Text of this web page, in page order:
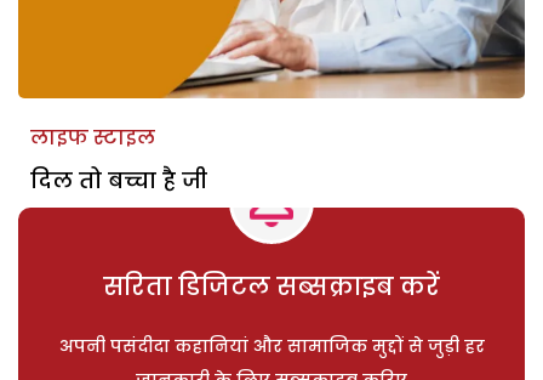
लाइफ स्टाइल
दिल तो बच्चा है जी
सरिता डिजिटल सब्सक्राइब करें
अपनी पसंदीदा कहानियां और सामाजिक मुद्दों से जुड़ी हर